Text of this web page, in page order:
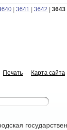
| 3641 | 3642 | 3643
Печать Карта сайта